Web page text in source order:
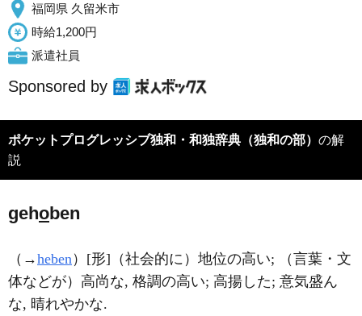
福岡県 久留米市
時給1,200円
派遣社員
Sponsored by
ポケットプログレッシブ独和・和独辞典（独和の部） の解
説
gehoben
（→heben ）[形]（社会的に）地位の高い; （言葉・文
体などが）高尚な, 格調の高い; 高揚した; 意気盛ん
な, 晴れやかな.